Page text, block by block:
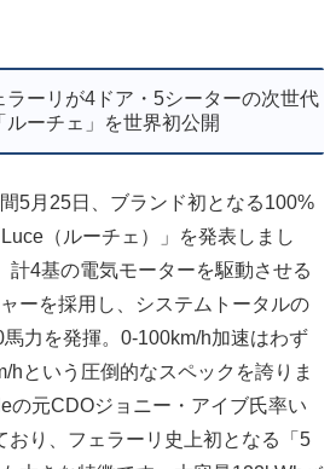
ーリが4ドア・5シーターの次世代
ルーチェ」を世界初公開
5月25日、ブランド初となる100%
（ルーチェ）」を発表しまし
計4基の電気モーターを駆動させる
ーを採用し、システムトータルの
力を発揮。0-100km/h加速はわず
hという圧倒的なスペックを誇りま
の元CDOジョニー・アイブ氏率い
おり、フェラーリ史上初となる「5